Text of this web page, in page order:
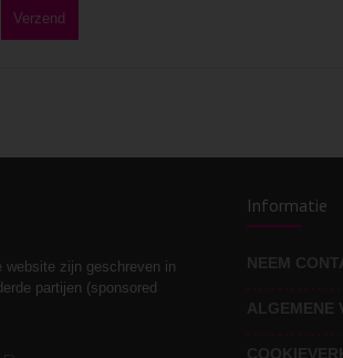
website zijn geschreven in
partijen (sponsored
Informatie
NEEM
ALGEMENE